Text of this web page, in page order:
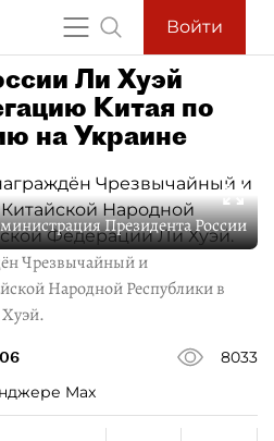
Войти
Ли Хуэй
Китая по
на Украине
Президента России
Чрезвычайный и
Народной Республики в
8033
Max